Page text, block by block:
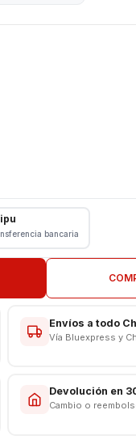
bancaria
Envíos a todo
Vía Bluexpress y
Devolución en
Cambio o